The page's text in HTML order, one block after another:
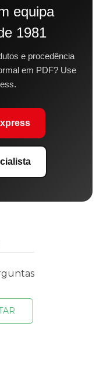
equipa
1981
e procedência
em PDF? Use